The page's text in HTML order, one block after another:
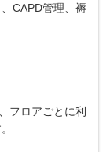
CAPD管理、褥
フロアごとに利